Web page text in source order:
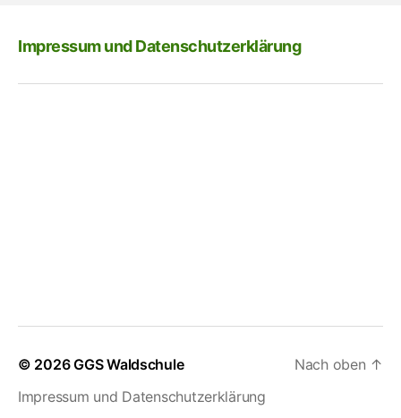
Impressum und Datenschutzerklärung
© 2026GGS Waldschule
Impressum und Datenschutzerklärung
Nach oben ↑